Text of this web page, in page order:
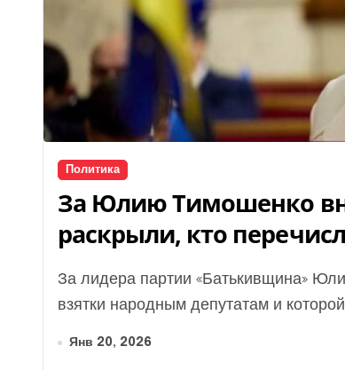
Политика
За Юлию Тимошенко
раскрыли, кто
За лидера партии «Батькивщина» Юлию Тимошенко, которую подозревают в предложении
взятки народным депутатам и
Янв 20, 2026